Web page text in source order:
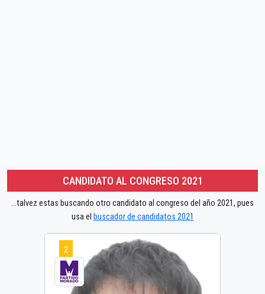
CANDIDATO AL CONGRESO 2021
...talvez estas buscando otro candidato al congreso del año 2021, pues
usa el buscador de candidatos 2021
2